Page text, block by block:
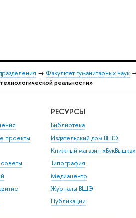
→ Факультет гуманитарных наук
реальности»
проекты
РЕСУРСЫ
Библиотека
Издательский дом ВШЭ
Книжный магазин «БукВышка»
Типография
Медиацентр
Журналы ВШЭ
Публикации